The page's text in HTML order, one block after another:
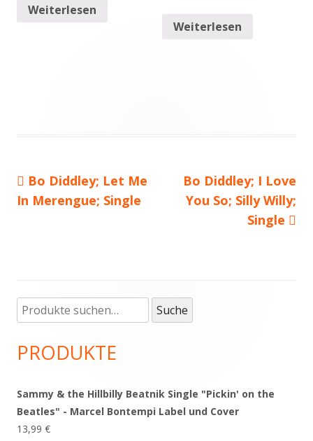
Weiterlesen
Weiterlesen
Beitragsnavigation
Vorheriger
Beitrag:
Bo Diddley; Let Me
In Merengue; Single
Nächster
Beitrag
Bo Diddley; I Love
You So; Silly Willy;
Single
Haupt-
Seitenleiste
Suche
nach:
Suche
PRODUKTE
Sammy & the Hillbilly Beatnik Single "Pickin' on the
Beatles" - Marcel Bontempi Label und Cover
13,99 €